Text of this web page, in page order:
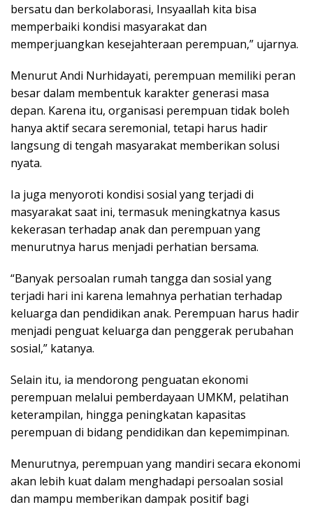
bersatu dan berkolaborasi, Insyaallah kita bisa
memperbaiki kondisi masyarakat dan
memperjuangkan kesejahteraan perempuan,” ujarnya.
Menurut Andi Nurhidayati, perempuan memiliki peran
besar dalam membentuk karakter generasi masa
depan. Karena itu, organisasi perempuan tidak boleh
hanya aktif secara seremonial, tetapi harus hadir
langsung di tengah masyarakat memberikan solusi
nyata.
Ia juga menyoroti kondisi sosial yang terjadi di
masyarakat saat ini, termasuk meningkatnya kasus
kekerasan terhadap anak dan perempuan yang
menurutnya harus menjadi perhatian bersama.
“Banyak persoalan rumah tangga dan sosial yang
terjadi hari ini karena lemahnya perhatian terhadap
keluarga dan pendidikan anak. Perempuan harus hadir
menjadi penguat keluarga dan penggerak perubahan
sosial,” katanya.
Selain itu, ia mendorong penguatan ekonomi
perempuan melalui pemberdayaan UMKM, pelatihan
keterampilan, hingga peningkatan kapasitas
perempuan di bidang pendidikan dan kepemimpinan.
Menurutnya, perempuan yang mandiri secara ekonomi
akan lebih kuat dalam menghadapi persoalan sosial
dan mampu memberikan dampak positif bagi